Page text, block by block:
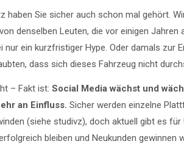
haben Sie sicher auch schon mal gehört.
denselben Leuten, die vor einigen Jahren
nur ein kurzfristiger Hype. Oder damals zur
dass sich dieses Fahrzeug nicht
– Fakt ist: Social Media wächst und
an Einfluss. Sicher werden einzelne
(siehe studivz), doch aktuell gibt es für
bleiben und Neukunden gewinnen